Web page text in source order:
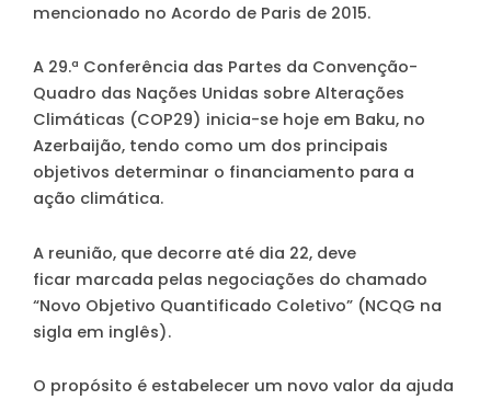
mencionado no Acordo de Paris de 2015.
A 29.ª Conferência das Partes da Convenção-
Quadro das Nações Unidas sobre Alterações
Climáticas (COP29) inicia-se hoje em Baku, no
Azerbaijão, tendo como um dos principais
objetivos determinar o financiamento para a
ação climática.
A reunião, que decorre até dia 22, deve
ficar marcada pelas negociações do chamado
“Novo Objetivo Quantificado Coletivo” (NCQG na
sigla em inglês).
O propósito é estabelecer um novo valor da ajuda